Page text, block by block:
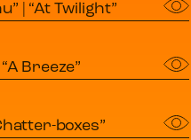
| “At Twilight”
Breeze”
boxes”